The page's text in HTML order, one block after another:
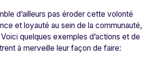
d’ailleurs pas éroder cette volonté
et loyauté au sein de la communauté,
quelques exemples d’actions et de
à merveille leur façon de faire: